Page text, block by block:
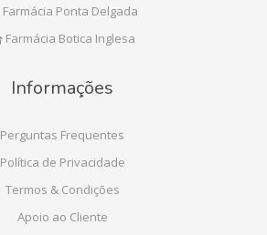
Farmácia Ponta Delgada
Farmácia Botica Inglesa
Informações
Perguntas Frequentes
Política de Privacidade
Termos & Condições
Apoio ao Cliente